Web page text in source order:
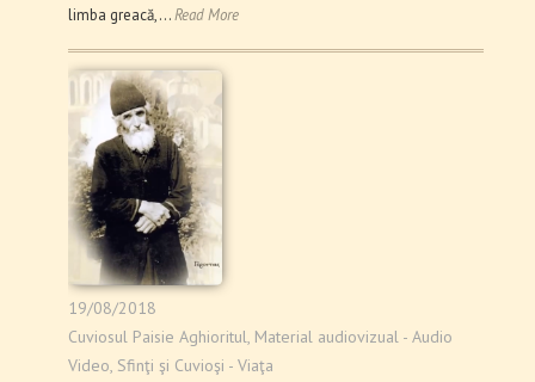
limba greacă,…Read More
19/08/2018
Cuviosul Paisie Aghioritul, Material audiovizual - Audio
Video, Sfinţi şi Cuvioşi - Viaţa